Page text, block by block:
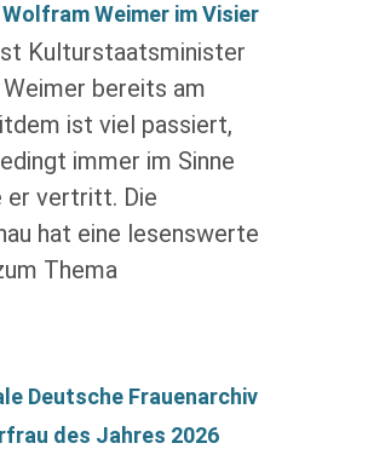
Weimer im Visier
Kulturstaatsminister
bereits am
ist viel passiert,
immer im Sinne
er vertritt. Die
hat eine lesenswerte
Thema
Deutsche Frauenarchiv
des Jahres 2026